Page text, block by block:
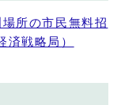
所の市民無料招
済戦略局）